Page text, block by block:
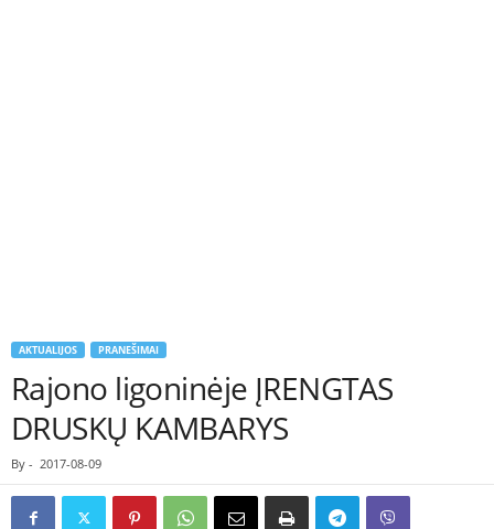
AKTUALIJOS PRANEŠIMAI
Rajono ligoninėje ĮRENGTAS
DRUSKŲ KAMBARYS
By - 2017-08-09